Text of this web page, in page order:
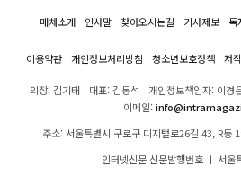
매체소개 인사말 찾아오시는길 기사제보 독
이용약관 개인정보처리방침 청소년보호정책 저
의장: 김기태 대표: 김동석 개인정보책임자: 이경
이메일:
주소: 서울특별시 구로구 디지털로26길 43, R동
인터넷신문 신문발행번호 ㅣ 서울